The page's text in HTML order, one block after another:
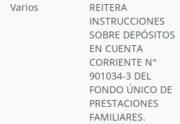
Varios
REITERA
INSTRUCCIONES
SOBRE DEPÓSITOS
EN CUENTA
CORRIENTE N°
901034-3 DEL
FONDO ÚNICO DE
PRESTACIONES
FAMILIARES.